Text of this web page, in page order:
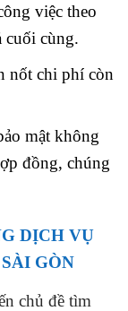
việc theo
cuối cùng.
nốt chi phí còn
mật không
đồng, chúng
DỊCH VỤ
GÒN
chủ đề tìm